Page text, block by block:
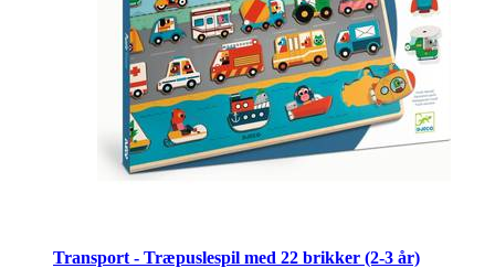
Transport - Træpuslespil med 22 brikker (2-3 år)